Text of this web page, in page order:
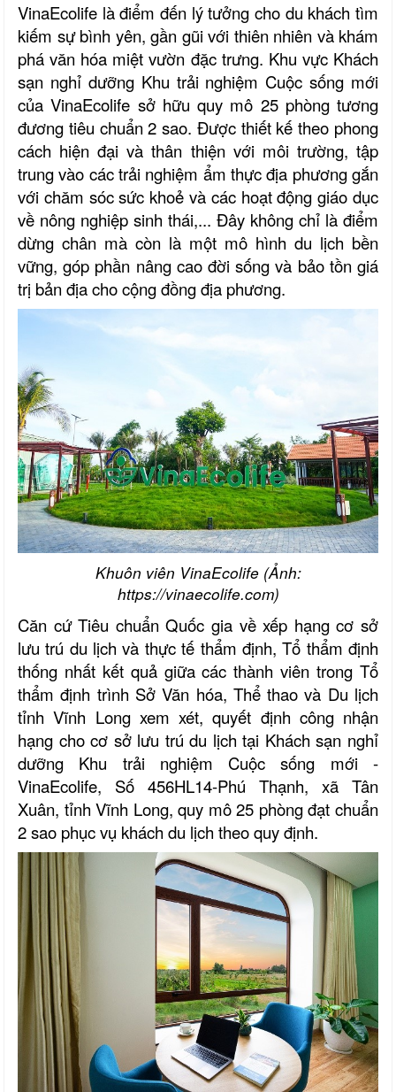
VinaEcolife là điểm đến lý tưởng cho du khách tìm
kiếm sự bình yên, gần gũi với thiên nhiên và khám
phá văn hóa miệt vườn đặc trưng. Khu vực Khách
sạn nghỉ dưỡng Khu trải nghiệm Cuộc sống mới
của VinaEcolife sở hữu quy mô 25 phòng tương
đương tiêu chuẩn 2 sao. Được thiết kế theo phong
cách hiện đại và thân thiện với môi trường, tập
trung vào các trải nghiệm ẩm thực địa phương gắn
với chăm sóc sức khoẻ và các hoạt động giáo dục
về nông nghiệp sinh thái,... Đây không chỉ là điểm
dừng chân mà còn là một mô hình du lịch bền
vững, góp phần nâng cao đời sống và bảo tồn giá
trị bản địa cho cộng đồng địa phương.
Khuôn viên VinaEcolife (Ảnh:
https://vinaecolife.com)
Căn cứ Tiêu chuẩn Quốc gia về xếp hạng cơ sở
lưu trú du lịch và thực tế thẩm định, Tổ thẩm định
thống nhất kết quả giữa các thành viên trong Tổ
thẩm định trình Sở Văn hóa, Thể thao và Du lịch
tỉnh Vĩnh Long xem xét, quyết định công nhận
hạng cho cơ sở lưu trú du lịch tại Khách sạn nghỉ
dưỡng Khu trải nghiệm Cuộc sống mới -
VinaEcolife, Số 456HL14-Phú Thạnh, xã Tân
Xuân, tỉnh Vĩnh Long, quy mô 25 phòng đạt chuẩn
2 sao phục vụ khách du lịch theo quy định.